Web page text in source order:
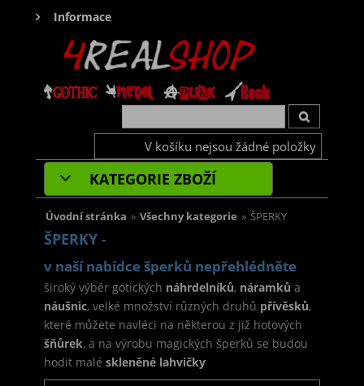
Informace
V košíku nejsou žádné položky
KATEGORIE ZBOŽÍ
Úvodní stránka » Všechny kategorie » ŠPERKY
ŠPERKY -
v naší nabídce šperků nepřehlédněte
široký výběr gotických náhrdelníků, náramků a
náušnic, velké množství různých druhů přívěsků,
které můžete navléci na některou z již hotových
šňůrek, a na výrobu magických šperků se budou
hodit malé skleněné lahvičky